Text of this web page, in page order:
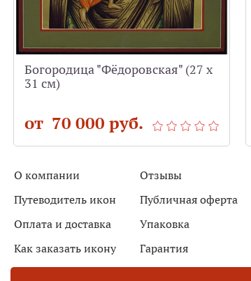
Богородица "Фёдоровская" (27 х
31 см)
от 70 000 руб.
О компании
Путеводитель икон
Оплата и доставка
Как заказать икону
Отзывы
Публичная оферта
Упаковка
Гарантия